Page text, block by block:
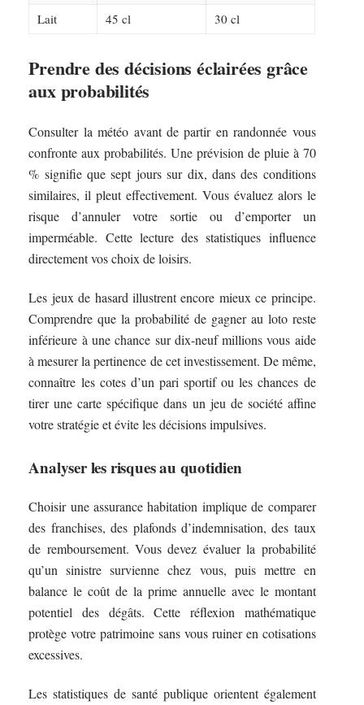
Lait 45 cl 30 cl
Prendre des décisions éclairées grâce
aux probabilités
Consulter la météo avant de partir en randonnée vous
confronte aux probabilités. Une prévision de pluie à 70
% signifie que sept jours sur dix, dans des conditions
similaires, il pleut effectivement. Vous évaluez alors le
risque d’annuler votre sortie ou d’emporter un
imperméable. Cette lecture des statistiques influence
directement vos choix de loisirs.
Les jeux de hasard illustrent encore mieux ce principe.
Comprendre que la probabilité de gagner au loto reste
inférieure à une chance sur dix-neuf millions vous aide
à mesurer la pertinence de cet investissement. De même,
connaître les cotes d’un pari sportif ou les chances de
tirer une carte spécifique dans un jeu de société affine
votre stratégie et évite les décisions impulsives.
Analyser les risques au quotidien
Choisir une assurance habitation implique de comparer
des franchises, des plafonds d’indemnisation, des taux
de remboursement. Vous devez évaluer la probabilité
qu’un sinistre survienne chez vous, puis mettre en
balance le coût de la prime annuelle avec le montant
potentiel des dégâts. Cette réflexion mathématique
protège votre patrimoine sans vous ruiner en cotisations
excessives.
Les statistiques de santé publique orientent également